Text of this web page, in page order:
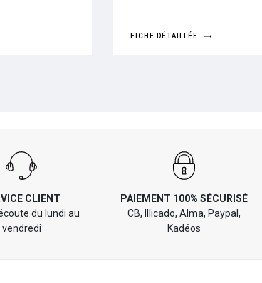
FICHE DÉTAILLÉE
CLIENT
du lundi au
vendredi
PAIEMENT 100% SÉCURISÉ
CB, Illicado, Alma, Paypal,
Kadéos